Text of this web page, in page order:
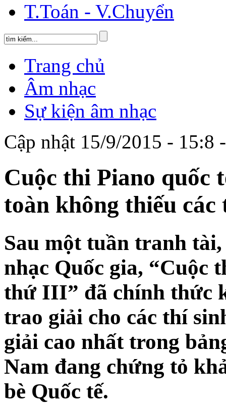
T.Toán - V.Chuyển
Trang chủ
Âm nhạc
Sự kiện âm nhạc
Cập nhật 15/9/2015 - 15:8
Cuộc thi Piano quốc
toàn không thiếu các
Sau một tuần tranh
nhạc Quốc gia, “Cuộc
thứ III” đã chính thức
trao giải cho các thí
giải cao nhất trong
Nam đang chứng tỏ
bè Quốc tế.